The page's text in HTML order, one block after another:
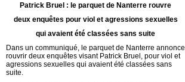
Patrick Bruel : le parquet de Nanterre rouvre
deux enquêtes pour viol et agressions sexuelles
qui avaient été classées sans suite
Dans un communiqué, le parquet de Nanterre annonce
rouvrir deux enquêtes visant Patrick Bruel, pour viol et
agressions sexuelles qui avaient été classées sans
suite.